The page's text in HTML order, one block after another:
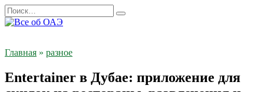
Перейти
к
Search
for:
Главная » разное
Entertainer в Дубае: приложение для